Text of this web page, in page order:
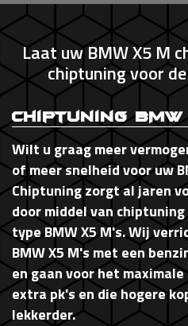
Laat uw BMW X5 M
chiptuning voor
Chiptuning BMW
Wilt u graag meer
of meer snelheid voor uw
Chiptuning zorgt al jaren
door middel van
type BMW X5 M's. Wij
BMW X5 M's met een
en gaan voor het
extra pk's en die hogere
lekkerder.